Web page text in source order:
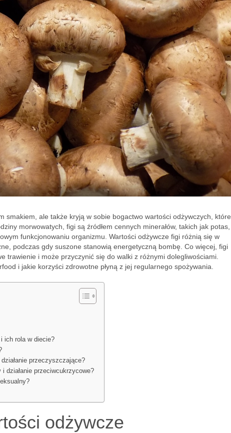
smakiem, ale także kryją w sobie bogactwo wartości odżywczych, które
morwowatych, figi są źródłem cennych minerałów, takich jak potas,
funkcjonowaniu organizmu. Wartości odżywcze figi różnią się w
podczas gdy suszone stanowią energetyczną bombę. Co więcej, figi
trawienie i może przyczynić się do walki z różnymi dolegliwościami.
i jakie korzyści zdrowotne płyną z jej regularnego spożywania.
ich rola w diecie?
przeczyszczające?
działanie przeciwcukrzycowe?
odżywcze